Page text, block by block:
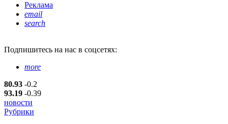
Реклама
email
search
Подпишитесь на нас в соцсетях:
more
80.93 -0.2
93.19 -0.39
новости
Рубрики